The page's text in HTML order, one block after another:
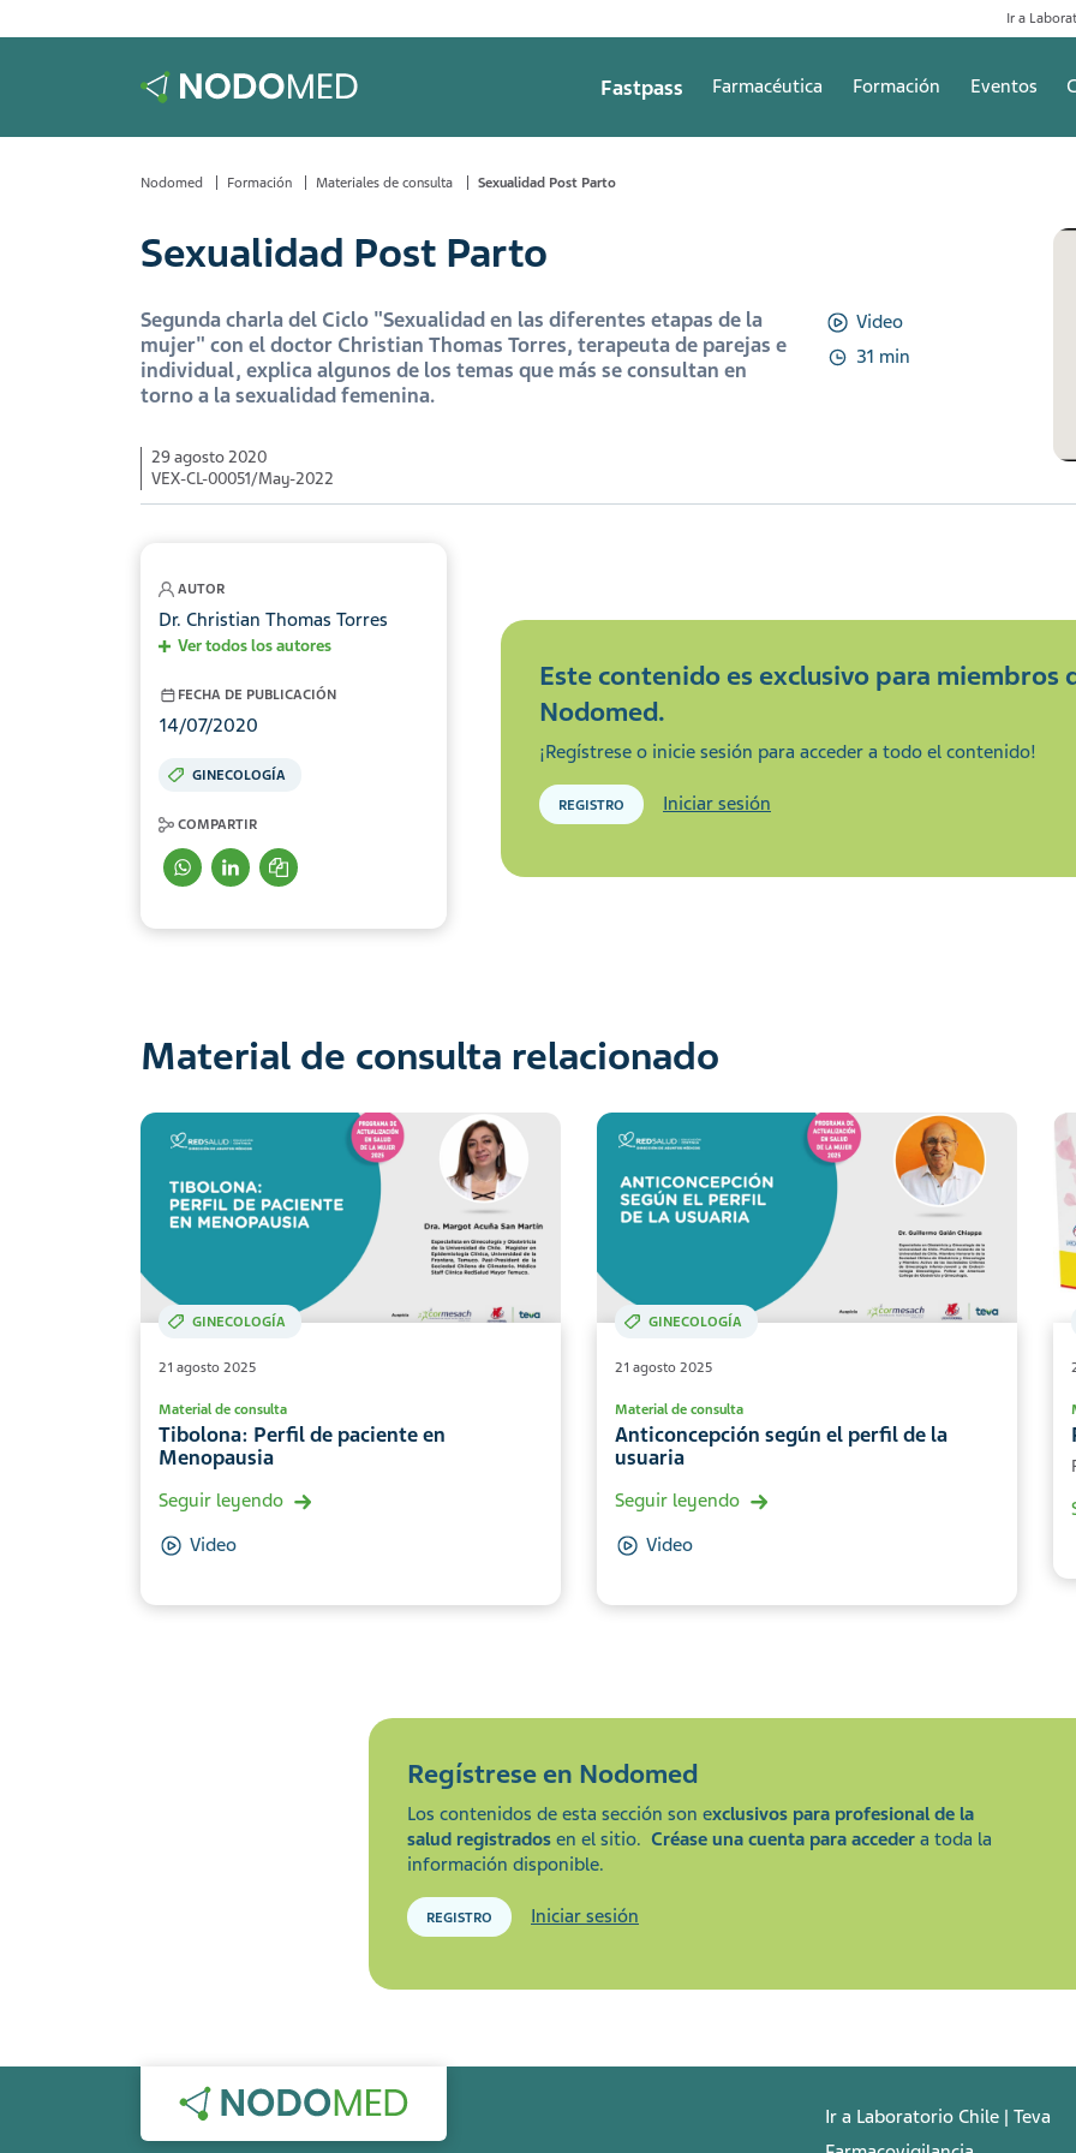
Ir a
Fastpass Farmacéutica Formación Eventos
Nodomed Formación Materiales de consulta Sexualidad Post Parto
Sexualidad Post Parto
Segunda charla del Ciclo "Sexualidad en las diferentes etapas de la
mujer" con el doctor Christian Thomas Torres, terapeuta de parejas e
individual, explica algunos de los temas que más se consultan en
torno a la sexualidad femenina.
29 agosto 2020
VEX-CL-00051/May-2022
Video
31 min
AUTOR
Dr. Christian Thomas Torres
Ver todos los autores
FECHA DE PUBLICACIÓN
14/07/2020
GINECOLOGÍA
COMPARTIR
Este contenido es exclusivo para miembros
Nodomed.
¡Regístrese o inicie sesión para acceder a todo el contenido!
REGISTRO Iniciar sesión
Material de consulta relacionado
GINECOLOGÍA
21 agosto 2025
Material de consulta
Tibolona: Perfil de paciente en
Menopausia
Seguir leyendo
Video
GINECOLOGÍA
21 agosto 2025
Material de consulta
Anticoncepción según el perfil de la
usuaria
Seguir leyendo
Video
Regístrese en Nodomed
Los contenidos de esta sección son exclusivos para profesional de la
salud registrados en el sitio. Créase una cuenta para acceder a toda la
información disponible.
REGISTRO Iniciar sesión
Ir a Laboratorio Chile | Teva